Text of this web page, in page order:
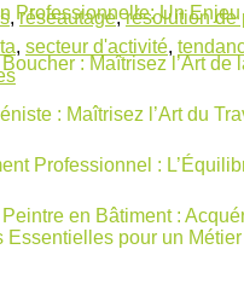
,réseautage,résolution de
, secteur d'activité,
Professionnelle: Un Enjeu
: Maîtrisez l’Art de
: Maîtrisez l’Art du
Professionnel :
en Bâtiment :
Essentielles pour un